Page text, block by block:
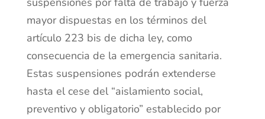
mayor dispuestas en los términos del
artículo 223 bis de dicha ley, como
consecuencia de la emergencia sanitaria.
Estas suspensiones podrán extenderse
hasta el cese del “aislamiento social,
preventivo y obligatorio” establecido por